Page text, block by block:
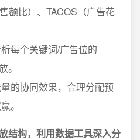
额比）、TACOS（广告花
每个关键词/广告位的
。
的协同效果，合理分配预
。
结构，利用数据工具深入分